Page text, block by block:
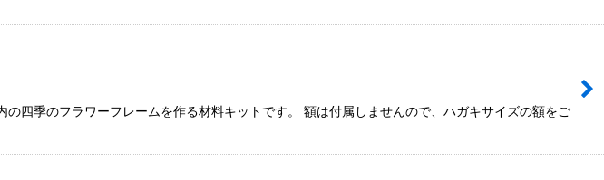
のフラワーフレームを作る材料キットです。 額は付属しませんので、ハガキサイズの額をご